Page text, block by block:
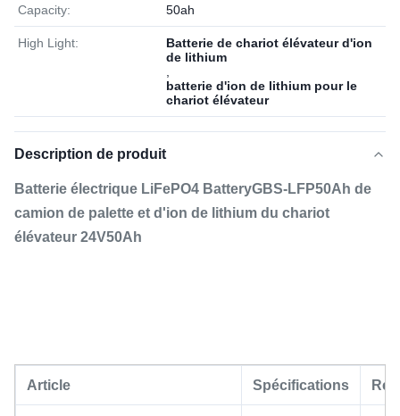
Capacity: 50ah
High Light:
Batterie de chariot élévateur d'ion
de lithium
batterie d'ion de lithium pour le
chariot élévateur
Description de produit
Batterie électrique LiFePO4 BatteryGBS-LFP50Ah de
camion de palette et d'ion de lithium du chariot
élévateur 24V50Ah
Article Spécifications